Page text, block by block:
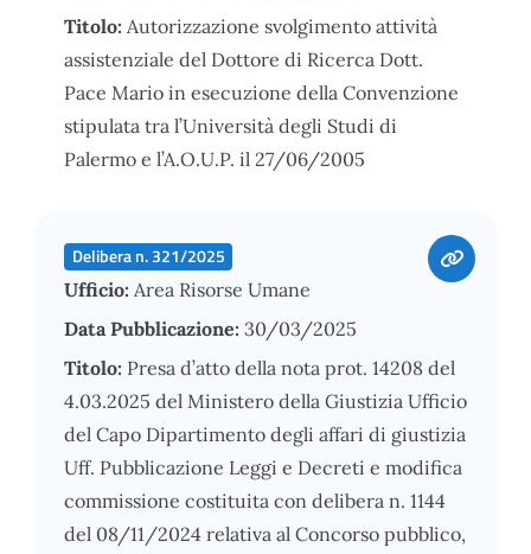
Titolo: Autorizzazione svolgimento attività
assistenziale del Dottore di Ricerca Dott.
Pace Mario in esecuzione della Convenzione
stipulata tra l’Università degli Studi di
Palermo e l’A.O.U.P. il 27/06/2005
Delibera n. 321/2025
Ufficio: Area Risorse Umane
Data Pubblicazione: 30/03/2025
Titolo: Presa d’atto della nota prot. 14208 del
4.03.2025 del Ministero della Giustizia Ufficio
del Capo Dipartimento degli affari di giustizia
Uff. Pubblicazione Leggi e Decreti e modifica
commissione costituita con delibera n. 1144
del 08/11/2024 relativa al Concorso pubblico,